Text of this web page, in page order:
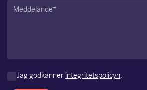
Meddelande(Obligatoriskt)
Jag godkänner integritetspolicyn.